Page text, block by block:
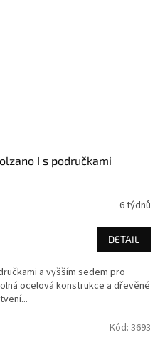
I s područkami
6 týdnů
DETAIL
a vyšším sedem pro
ocelová konstrukce a dřevěné
Kód: 3693